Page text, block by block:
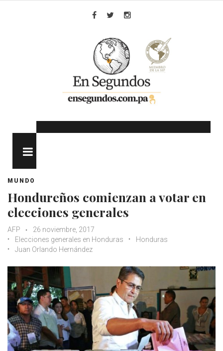
MUNDO
Hondureños comienzan a votar en
elecciones generales
AFP
26 noviembre, 2017
Elecciones generales en Honduras
Honduras
Juan Orlando Hernández